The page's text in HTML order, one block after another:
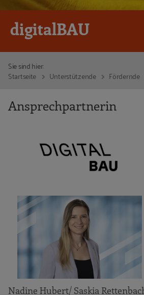
digitalBAU
Sie sind hier:
Startseite
Unterstützende Fördernde
Ansprechpartnerin
Nadine Hubert/ Saskia